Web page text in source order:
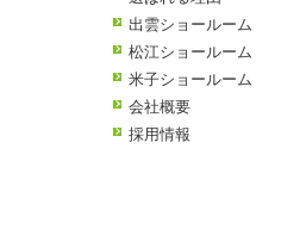
出雲ショールーム
松江ショールーム
米子ショールーム
会社概要
採用情報